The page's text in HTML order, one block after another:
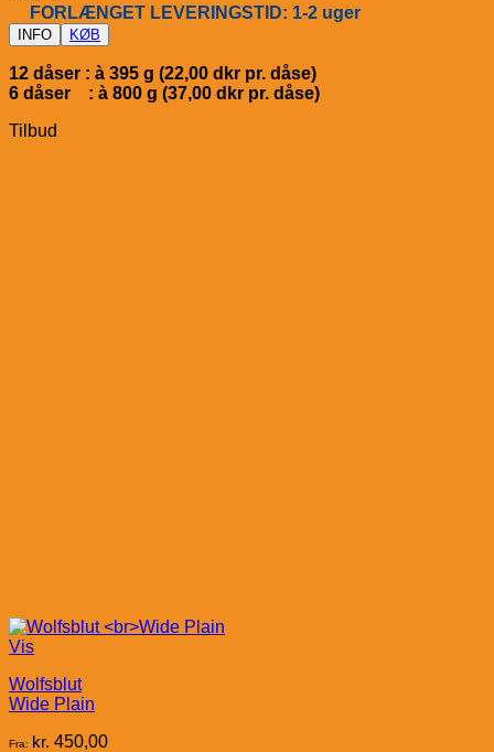
FORLÆNGET LEVERINGSTID: 1-2 uger
INFO KØB
12 dåser : à 395 g (22,00 dkr pr. dåse)
6 dåser : à 800 g (37,00 dkr pr. dåse)
Tilbud
Vis
Wolfsblut
Wide Plain
Fra: kr. 450,00